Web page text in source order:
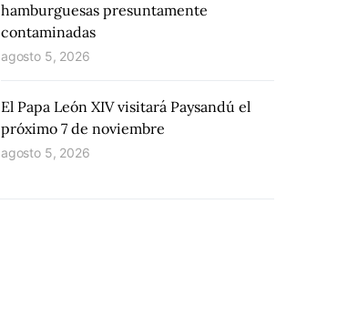
hamburguesas presuntamente
contaminadas
agosto 5, 2026
El Papa León XIV visitará Paysandú el
próximo 7 de noviembre
agosto 5, 2026